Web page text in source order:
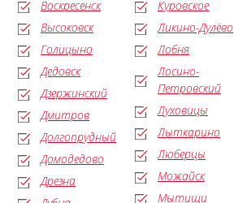
Воскресенск
Высоковск
Голицыно
Дедовск
Дзержинский
Дмитров
Долгопрудный
Домодедово
Дрезна
Куровское
Ликино-Дулёво
Лобня
Лосино-
Петровский
Луховицы
Лыткарино
Люберцы
Можайск
Мытищи